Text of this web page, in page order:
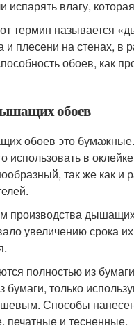
испарять влагу,
термин называется
и плесени на стенах,
обоев, как
обоев
обоев это бумажные.
использовать в
так же как и
производства
увеличению срока
полностью из
только
Способы
печатные и тесненные.